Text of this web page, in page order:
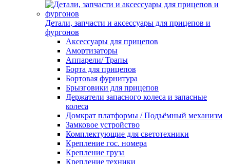
Детали, запчасти и аксессуары для прицепов и
фургонов
Аксессуары для прицепов
Амортизаторы
Аппарели/ Трапы
Борта для прицепов
Бортовая фурнитура
Брызговики для прицепов
Держатели запасного колеса и запасные
колеса
Домкрат платформы / Подъёмный механизм
Замковое устройство
Комплектующие для светотехники
Крепление гос. номера
Крепление груза
Крепление техники